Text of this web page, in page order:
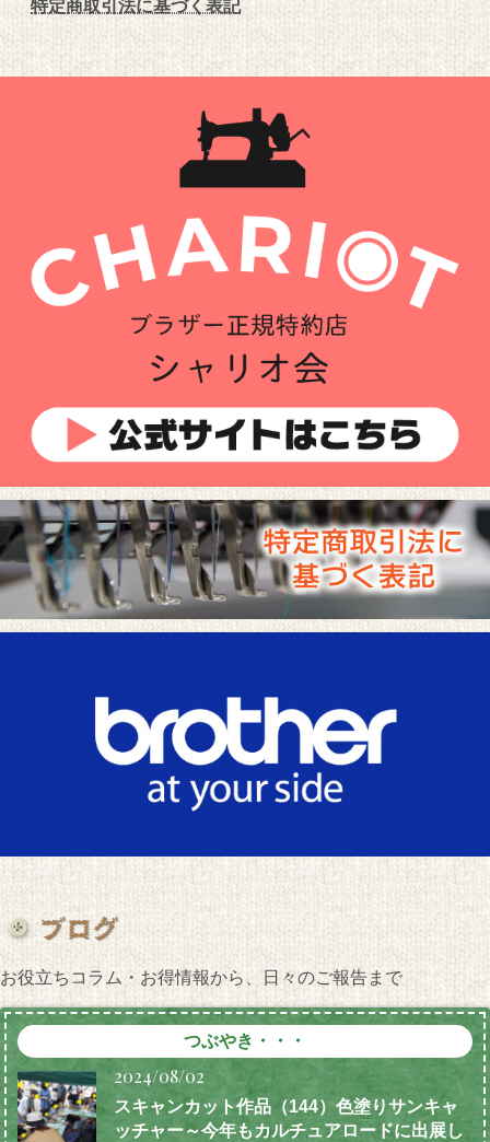
特定商取引法に基づく表記
お役立ちコラム・お得情報から、日々のご報告まで
つぶやき・・・
2024/08/02
スキャンカット作品（144）色塗りサンキャ
ッチャー～今年もカルチュアロードに出展し